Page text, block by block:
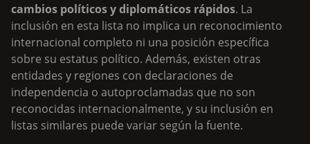
cambios políticos y diplomáticos rápidos. La
inclusión en esta lista no implica un reconocimiento
internacional completo ni una posición específica
sobre su estatus político. Además, existen otras
entidades y regiones con declaraciones de
independencia o autoproclamadas que no son
reconocidas internacionalmente, y su inclusión en
listas similares puede variar según la fuente.